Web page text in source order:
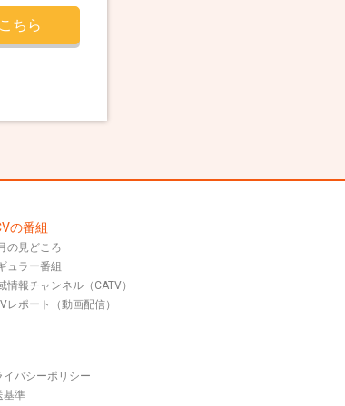
ちら
の番組
の見どころ
ュラー番組
情報チャンネル（CATV）
レポート（動画配信）
イバシーポリシー
基準